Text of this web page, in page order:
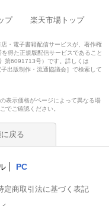
プ 楽天市場トップ
・電子書籍配信サービスが、著作権
得た正規版配信サービスであること
第6091713号）です。詳しくは
子出版制作・流通協議会］で検索して
表示価格がページによって異なる場
でご確認ください。
戻る
PC
定商取引法に基づく表記